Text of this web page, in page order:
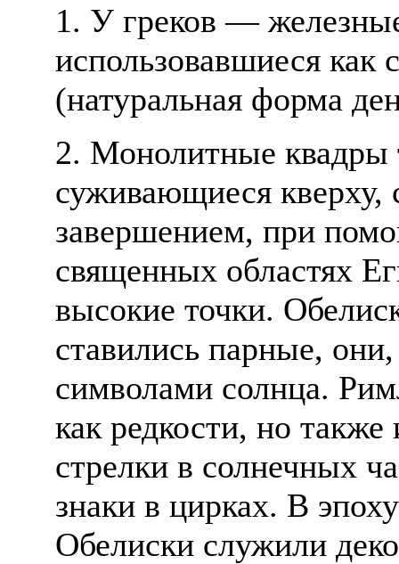
1. У греков —
использовавшиеся как
(натуральная форма
2. Монолитные квадры
суживающиеся
завершением, при
священных областях
высокие точки.
ставились парные,
символами солнца.
как редкости, но также
стрелки в солнечных
знаки в цирках. В
Обелиски служили